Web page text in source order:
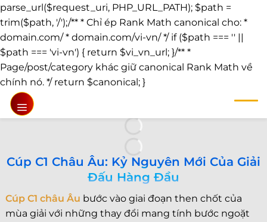
parse_url($request_uri, PHP_URL_PATH); $path =
trim($path, '/');/** * Chỉ ép Rank Math canonical cho: *
domain.com/ * domain.com/vi-vn/ */ if ($path === '' ||
$path === 'vi-vn') { return $vi_vn_url; }/** *
Page/post/category khác giữ canonical Rank Math về
chính nó. */ return $canonical; }Chuyển
Cúp C1 Châu Âu: Kỷ Nguyên Mới Của Giải
Đấu Hàng Đầu
Cúp C1 châu Âu bước vào giai đoạn then chốt của
mùa giải với những thay đổi mang tính bước ngoặt